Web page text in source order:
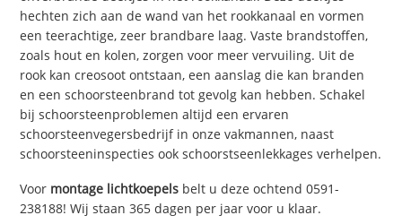
hechten zich aan de wand van het rookkanaal en vormen
een teerachtige, zeer brandbare laag. Vaste brandstoffen,
zoals hout en kolen, zorgen voor meer vervuiling. Uit de
rook kan creosoot ontstaan, een aanslag die kan branden
en een schoorsteenbrand tot gevolg kan hebben. Schakel
bij schoorsteenproblemen altijd een ervaren
schoorsteenvegersbedrijf in onze vakmannen, naast
schoorsteeninspecties ook schoorstseenlekkages verhelpen.
Voor montage lichtkoepels belt u deze ochtend 0591-
238188! Wij staan 365 dagen per jaar voor u klaar.